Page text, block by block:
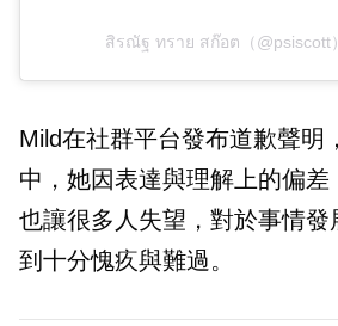
สิรณัฐ ทราย สก๊อต（@psiscott
Mild在社群平台發布道歉聲明
中，她因表達與理解上的偏差
也讓很多人失望，對於事情發
到十分愧疚與難過。